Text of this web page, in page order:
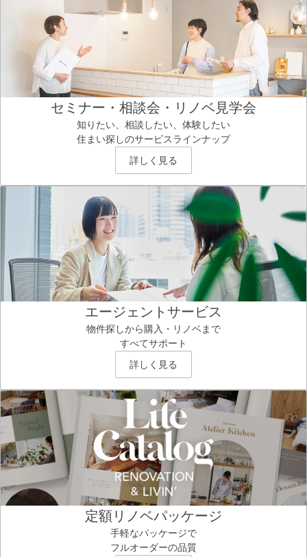
セミナー・相談会・リノベ見学会
知りたい、相談したい、体験したい
住まい探しのサービスラインナップ
詳しく見る
エージェントサービス
物件探しから購入・リノベまで
すべてサポート
詳しく見る
定額リノベパッケージ
手軽なパッケージで
フルオーダーの品質